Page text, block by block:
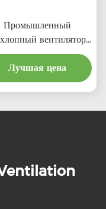
Промышленный
вентилятор
на крыше 500 мм
Лучшая цена